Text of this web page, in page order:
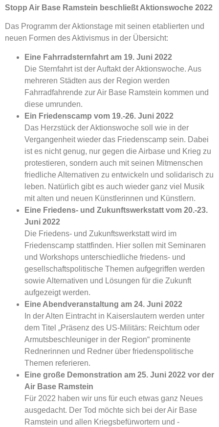
Stopp Air Base Ramstein beschließt Aktionswoche 2022
Das Programm der Aktionstage mit seinen etablierten und
neuen Formen des Aktivismus in der Übersicht:
Eine Fahrradsternfahrt am 19. Juni 2022
Die Sternfahrt ist der Auftakt der Aktionswoche. Aus
mehreren Städten aus der Region werden
Fahrradfahrende zur Air Base Ramstein kommen und
diese umrunden.
Ein Friedenscamp vom 19.-26. Juni 2022
Das Herzstück der Aktionswoche soll wie in der
Vergangenheit wieder das Friedenscamp sein. Dabei
ist es nicht genug, nur gegen die Airbase und Krieg zu
protestieren, sondern auch mit seinen Mitmenschen
friedliche Alternativen zu entwickeln und solidarisch zu
leben. Natürlich gibt es auch wieder ganz viel Musik
mit alten und neuen Künstlerinnen und Künstlern.
Eine Friedens- und Zukunftswerkstatt vom 20.-23.
Juni 2022
Die Friedens- und Zukunftswerkstatt wird im
Friedenscamp stattfinden. Hier sollen mit Seminaren
und Workshops unterschiedliche friedens- und
gesellschaftspolitische Themen aufgegriffen werden
sowie Alternativen und Lösungen für die Zukunft
aufgezeigt werden.
Eine Abendveranstaltung am 24. Juni 2022
In der Alten Eintracht in Kaiserslautern werden unter
dem Titel „Präsenz des US-Militärs: Reichtum oder
Armutsbeschleuniger in der Region“ prominente
Rednerinnen und Redner über friedenspolitische
Themen referieren.
Eine große Demonstration am 25. Juni 2022 vor der
Air Base Ramstein
Für 2022 haben wir uns für euch etwas ganz Neues
ausgedacht. Der Tod möchte sich bei der Air Base
Ramstein und allen Kriegsbefürwortern und -